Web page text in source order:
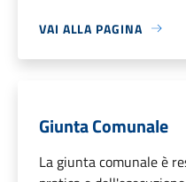
VAI ALLA PAGINA
Giunta Comunale
La giunta comunale è